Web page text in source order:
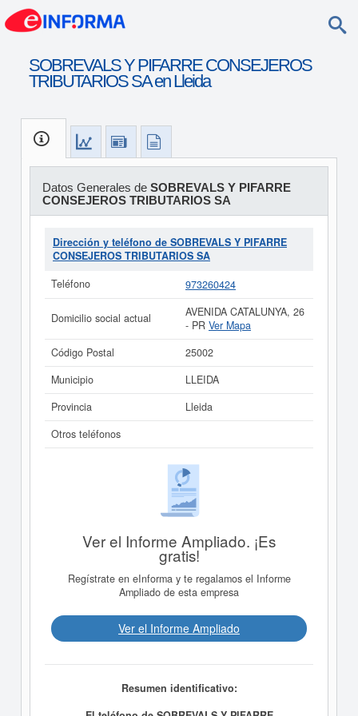
SOBREVALS Y PIFARRE CONSEJEROS
TRIBUTARIOS SA en Lleida
Datos Generales de SOBREVALS Y PIFARRE
CONSEJEROS TRIBUTARIOS SA
Dirección y teléfono de SOBREVALS Y PIFARRE
CONSEJEROS TRIBUTARIOS SA
Teléfono
973260424
Domicilio social actual
AVENIDA CATALUNYA, 26
- PR Ver Mapa
Código Postal
25002
Municipio
LLEIDA
Provincia
Lleida
Otros teléfonos
Ver el Informe Ampliado. ¡Es
gratis!
Regístrate en eInforma y te regalamos el Informe
Ampliado de esta empresa
Ver el Informe Ampliado
Resumen identificativo: